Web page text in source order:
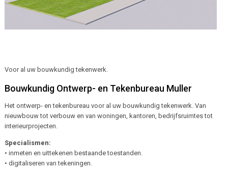
Voor al uw bouwkundig tekenwerk.
Bouwkundig Ontwerp- en Tekenbureau Muller
Het ontwerp- en tekenbureau voor al uw bouwkundig tekenwerk. Van
nieuwbouw tot verbouw en van woningen, kantoren, bedrijfsruimtes tot
interieurprojecten.
Specialismen:
• inmeten en uittekenen bestaande toestanden.
• digitaliseren van tekeningen.